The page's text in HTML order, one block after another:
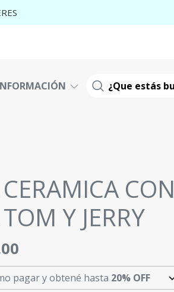
CON
Y JERRY
pagar y obtené hasta 20% OFF